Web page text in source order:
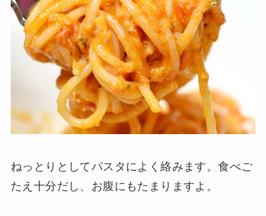
ねっとりとしてパスタによく絡みます。食べご
たえ十分だし、お腹にもたまりますよ。